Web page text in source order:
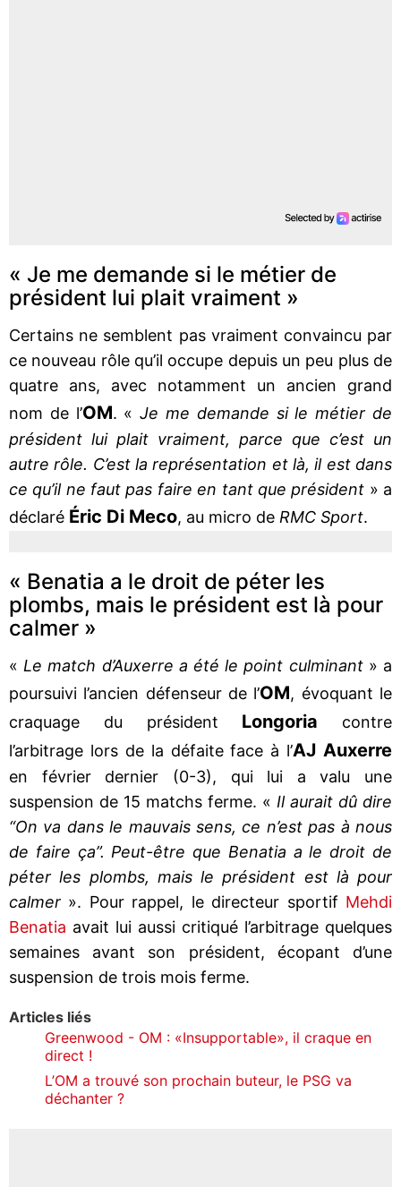
« Je me demande si le métier de
président lui plait vraiment »
Certains ne semblent pas vraiment convaincu par
ce nouveau rôle qu’il occupe depuis un peu plus de
quatre ans, avec notamment un ancien grand
nom de l’OM. «Je me demande si le métier de
président lui plait vraiment, parce que c’est un
autre rôle. C’est la représentation et là, il est dans
ce qu’il ne faut pas faire en tant que président » a
déclaré Éric Di Meco, au micro de RMC Sport.
« Benatia a le droit de péter les
plombs, mais le président est là pour
calmer »
« Le match d’Auxerre a été le point culminant» a
poursuivi l’ancien défenseur de l’OM, évoquant le
craquage du président Longoria
contre
l’arbitrage lors de la défaite face à l’AJ Auxerre
en février dernier (0-3), qui lui a valu une
suspension de 15 matchs ferme. « Il aurait dû dire
“On va dans le mauvais sens, ce n’est pas à nous
de faire ça”. Peut-être que Benatia a le droit de
péter les plombs, mais le président est là pour
calmer ». Pour rappel, le directeur sportif Mehdi
Benatia avait lui aussi critiqué l’arbitrage quelques
semaines avant son président, écopant d’une
suspension de trois mois ferme.
Articles liés
Greenwood - OM : «Insupportable», il craque en
direct !
L’OM a trouvé son prochain buteur, le PSG va
déchanter ?